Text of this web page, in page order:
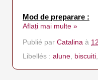
Mod de preparare :
Aflați mai multe »
Publié par Catalina à
Libellés : alune biscuiti